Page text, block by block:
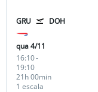
GRU DOH
qua 4/11
16:10-
19:10
1 escala
21h 00min